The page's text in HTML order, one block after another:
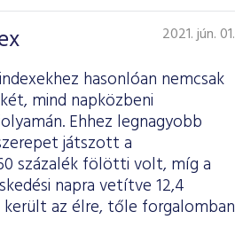
2021. jún. 01.
hasonlóan nemcsak
mind napközbeni
Ehhez legnagyobb
játszott a
százalék fölötti volt, míg a
napra vetítve 12,4
került az élre, tőle forgalomban